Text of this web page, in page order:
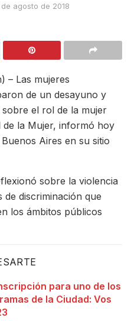
de agosto de 2018
– Las mujeres
de un desayuno y
el rol de la mujer
de la Mujer, informó hoy
Aires en su sitio
sobre la violencia
discriminación que
los ámbitos públicos
para uno de los
de la Ciudad: Vos